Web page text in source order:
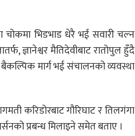
चोकमा भिडभाड धेरै भई सवारी चल्न
ज्ञानेश्वर मैतिदेवीबाट रातोपुल हुँदै
मार्ग भई संचालनको व्यवस्था
करिडोरबाट गौरिघाट र तिलगंगा
प्रबन्ध मिलाइने समेत बताए ।